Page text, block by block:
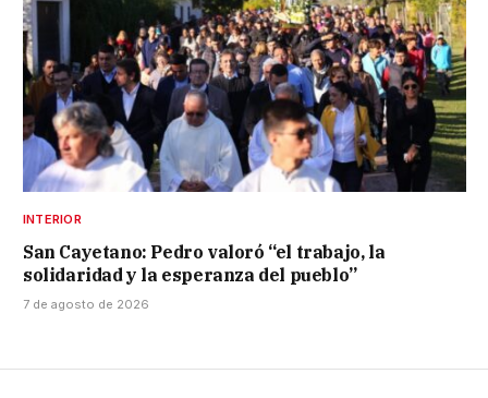
INTERIOR
San Cayetano: Pedro valoró “el trabajo, la
solidaridad y la esperanza del pueblo”
7 de agosto de 2026